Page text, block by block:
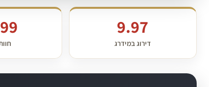
9.97
דירוג במידרג